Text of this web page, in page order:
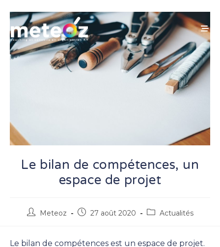
Skip
content
Le bilan de compétences, un
espace de projet
Auteur/autrice
publication :
Meteoz
Publication
27 août 2020
PostActualités
Le bilan de compétences est un espace de projet.